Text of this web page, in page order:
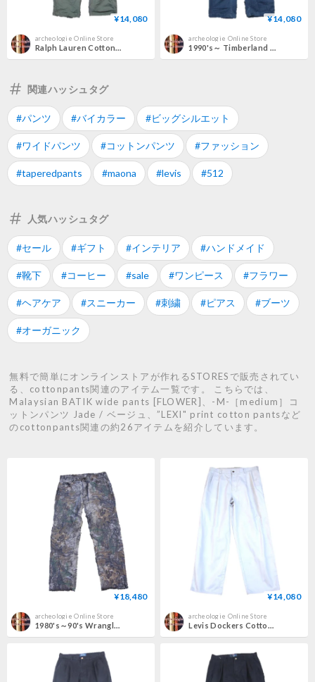
¥14,080
archeologie Online Store
¥14,080
archeologie Online Store
関連ハッシュタグ
#パンツ #バイカラー #ビッグシルエット
#ワイドパンツ #コットンパンツ #ファッション
#taperedpants #maona #levis #512
人気ハッシュタグ
#セール #ギフト #インテリア #ハンドメイド
#靴下 #コーヒー #sale #ワンピース #フラワー
#ヘアケア #スニーカー #刺繍 #ピアス #ブーツ
#オーガニック
無料で簡単にオンラインストアが作れるSTORESで販売されてい
る、cottonpants関連のアイテム一覧です。 こちらでは、
Malaysian BATIK wide pants [FLOWER]、-M-［medium］コ
ットンパンツ Jade / ベージュ、”LEXI" print cotton pantsなど
のcottonpants関連の約26アイテムを紹介しています。
¥18,480
archeologie Online Store
1980's～90's Wrangler Cotton Pants / Real Tree
¥14,080
archeologie Online Store
Levis Dockers Cotton Tuck Pants